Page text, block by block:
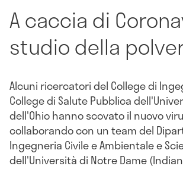
A caccia di
studio della
Alcuni ricercatoridel College di
College di Salute Pubblica
dell'Ohio hanno scovato il nuovo
collaborando con un team del
Ingegneria Civile e Ambientale e
dell'Università di Notre Dame